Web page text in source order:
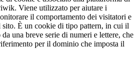
Viene utilizzato per aiutare i
il comportamento dei visitatori e
sito. È un cookie di tipo pattern, in cui il
una breve serie di numeri e lettere, che
per il dominio che imposta il